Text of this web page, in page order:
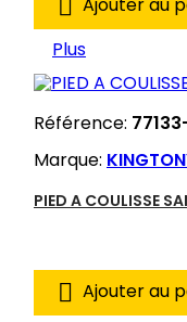
 Ajouter au
Plus
Référence:
Marque:
PIED A COULISSE
 Ajouter au